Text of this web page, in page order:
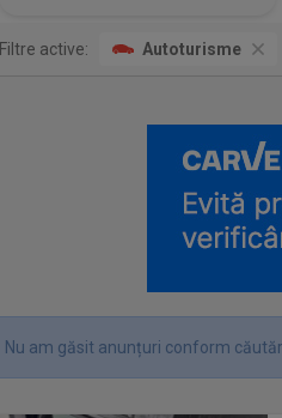
Filtre active: Autoturisme
Nu am găsit anunțuri conform